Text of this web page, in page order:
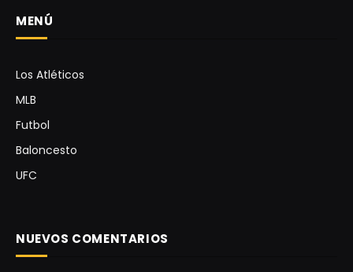
MENÚ
Los Atléticos
MLB
Futbol
Baloncesto
UFC
NUEVOS COMENTARIOS